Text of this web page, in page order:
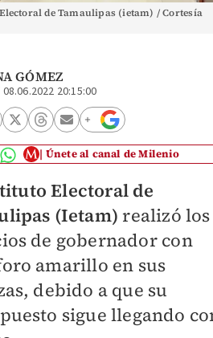
de Tamaulipas (ietam) / Cortesía
GÓMEZ
08.06.2022 20:15:00
Únete al canal de Milenio
Electoral de
(Ietam) realizó los
de gobernador con
amarillo en sus
debido a que su
sigue llegando